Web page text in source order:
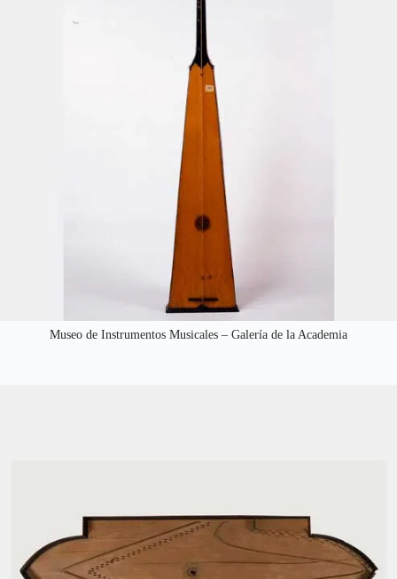
Museo de Instrumentos Musicales – Galería de la Academia